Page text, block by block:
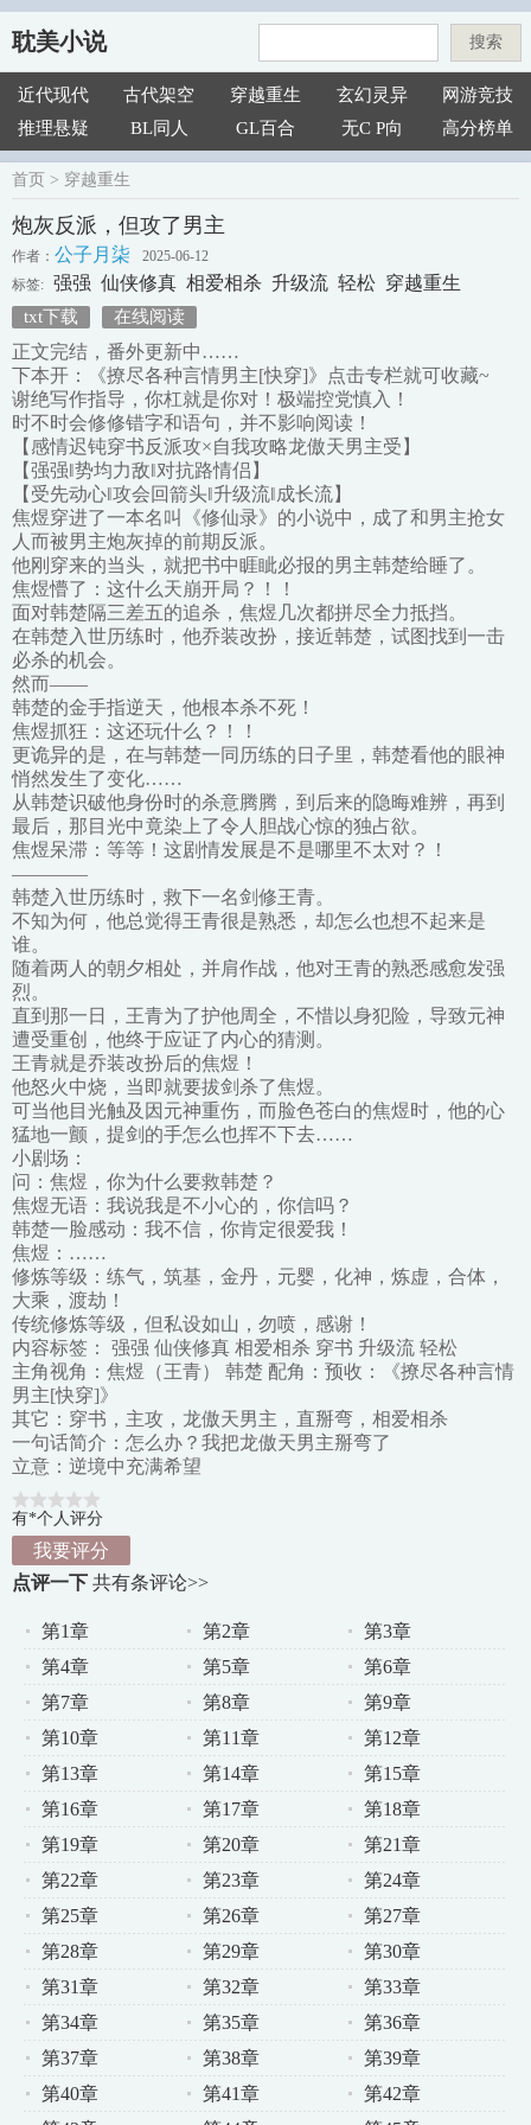
耽美小说 搜索
近代现代 古代架空 穿越重生 玄幻灵异
网游竞技
推理悬疑
BL同人 GL百合 无C P向 高分榜单
首页 > 穿越重生
炮灰反派，但攻了男主
作者： 公子月柒
2025-06-12
标签: 强强 仙侠修真 相爱相杀 升级流 轻松 穿越重生
txt下载 在线阅读
正文完结，番外更新中……
下本开：《撩尽各种言情男主[快穿]》点击专栏就可收藏~
谢绝写作指导，你杠就是你对！极端控党慎入！
时不时会修修错字和语句，并不影响阅读！
【感情迟钝穿书反派攻×自我攻略龙傲天男主受】
【强强‖势均力敌‖对抗路情侣】
【受先动心‖攻会回箭头‖升级流‖成长流】
焦煜穿进了一本名叫《修仙录》的小说中，成了和男主抢女
人而被男主炮灰掉的前期反派。
他刚穿来的当头，就把书中睚眦必报的男主韩楚给睡了。
焦煜懵了：这什么天崩开局？！！
面对韩楚隔三差五的追杀，焦煜几次都拼尽全力抵挡。
在韩楚入世历练时，他乔装改扮，接近韩楚，试图找到一击
必杀的机会。
然而——
韩楚的金手指逆天，他根本杀不死！
焦煜抓狂：这还玩什么？！！
更诡异的是，在与韩楚一同历练的日子里，韩楚看他的眼神
悄然发生了变化……
从韩楚识破他身份时的杀意腾腾，到后来的隐晦难辨，再到
最后，那目光中竟染上了令人胆战心惊的独占欲。
焦煜呆滞：等等！这剧情发展是不是哪里不太对？！
————
韩楚入世历练时，救下一名剑修王青。
不知为何，他总觉得王青很是熟悉，却怎么也想不起来是
谁。
随着两人的朝夕相处，并肩作战，他对王青的熟悉感愈发强
烈。
直到那一日，王青为了护他周全，不惜以身犯险，导致元神
遭受重创，他终于应证了内心的猜测。
王青就是乔装改扮后的焦煜！
他怒火中烧，当即就要拔剑杀了焦煜。
可当他目光触及因元神重伤，而脸色苍白的焦煜时，他的心
猛地一颤，提剑的手怎么也挥不下去……
小剧场：
问：焦煜，你为什么要救韩楚？
焦煜无语：我说我是不小心的，你信吗？
韩楚一脸感动：我不信，你肯定很爱我！
焦煜：……
修炼等级：练气，筑基，金丹，元婴，化神，炼虚，合体，
大乘，渡劫！
传统修炼等级，但私设如山，勿喷，感谢！
内容标签： 强强 仙侠修真 相爱相杀 穿书 升级流 轻松
主角视角：焦煜（王青） 韩楚 配角：预收：《撩尽各种言情
男主[快穿]》
其它：穿书，主攻，龙傲天男主，直掰弯，相爱相杀
一句话简介：怎么办？我把龙傲天男主掰弯了
立意：逆境中充满希望
有*个人评分
我要评分
点评一下 共有条评论>>
第1章 第2章
第3章
第4章
第5章
第6章
第7章
第8章
第9章
第10章
第11章
第12章
第13章
第14章
第15章
第16章
第17章
第18章
第19章
第20章
第21章
第22章
第23章
第24章
第25章
第26章
第27章
第28章
第29章
第30章
第31章
第32章
第33章
第34章
第35章
第36章
第37章
第38章
第39章
第40章
第41章
第42章